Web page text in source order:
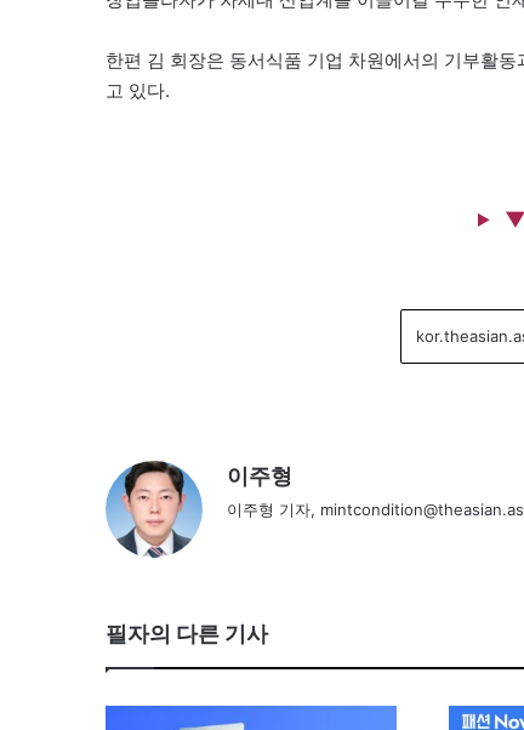
한편 김 회장은 동서식품 기업 차원에서의 기부활
고 있다.
▼
이주형
이주형 기자,
필자의 다른 기사